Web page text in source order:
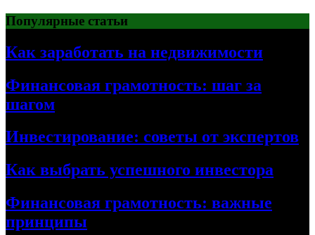
Перейти
к
содержимому
Популярные статьи
Как заработать на недвижимости
Финансовая грамотность: шаг за
шагом
Инвестирование: советы от экспертов
Как выбрать успешного инвестора
Финансовая грамотность: важные
принципы